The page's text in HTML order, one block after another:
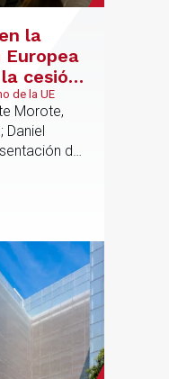
la
Europea
cesión
en las
de la UE
Morote,
de